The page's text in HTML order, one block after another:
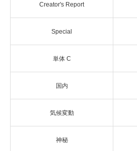
Creator's Report
Special
単体 C
国内
気候変動
神秘